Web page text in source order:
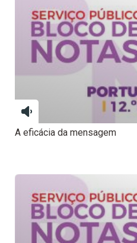
A eficácia da mensagem